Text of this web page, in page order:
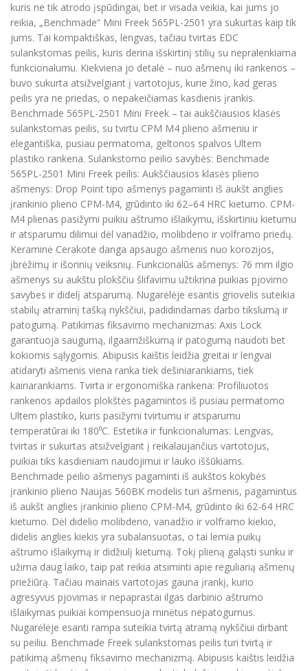
kuris ne tik atrodo įspūdingai, bet ir visada veikia, kai jums jo
reikia, „Benchmade“ Mini Freek 565PL-2501 yra sukurtas kaip tik
jums. Tai kompaktiškas, lengvas, tačiau tvirtas EDC
sulankstomas peilis, kuris derina išskirtinį stilių su nepralenkiama
funkcionalumu. Kiekviena jo detalė – nuo ašmenų iki rankenos –
buvo sukurta atsižvelgiant į vartotojus, kurie žino, kad geras
peilis yra ne priedas, o nepakeičiamas kasdienis įrankis.
Benchmade 565PL-2501 Mini Freek – tai aukščiausios klasės
sulankstomas peilis, su tvirtu CPM M4 plieno ašmeniu ir
elegantiška, pusiau permatoma, geltonos spalvos Ultem
plastiko rankena. Sulankstomo peilio savybės: Benchmade
565PL-2501 Mini Freek peilis: Aukščiausios klasės plieno
ašmenys: Drop Point tipo ašmenys pagaminti iš aukšt anglies
įrankinio plieno CPM-M4, grūdinto iki 62–64 HRC kietumo. CPM-
M4 plienas pasižymi puikiu aštrumo išlaikymu, išskirtiniu kietumu
ir atsparumu dilimui dėl vanadžio, molibdeno ir volframo priedų.
Keraminė Cerakote danga apsaugo ašmenis nuo korozijos,
įbrėžimų ir išorinių veiksnių. Funkcionalūs ašmenys: 76 mm ilgio
ašmenys su aukštu plokščiu šlifavimu užtikrina puikias pjovimo
savybes ir didelį atsparumą. Nugarėlėje esantis griovelis suteikia
stabilų atraminį tašką nykščiui, padidindamas darbo tikslumą ir
patogumą. Patikimas fiksavimo mechanizmas: Axis Lock
garantuoja saugumą, ilgaamžiškumą ir patogumą naudoti bet
kokiomis sąlygomis. Abipusis kaištis leidžia greitai ir lengvai
atidaryti ašmenis viena ranka tiek dešiniarankiams, tiek
kairiarankiams. Tvirta ir ergonomiška rankena: Profiliuotos
rankenos apdailos plokštės pagamintos iš pusiau permatomo
Ultem plastiko, kuris pasižymi tvirtumu ir atsparumu
temperatūrai iki 180⁰C. Estetika ir funkcionalumas: Lengvas,
tvirtas ir sukurtas atsižvelgiant į reikalaujančius vartotojus,
puikiai tiks kasdieniam naudojimui ir lauko iššūkiams.
Benchmade peilio ašmenys pagaminti iš aukštos kokybės
įrankinio plieno Naujas 560BK modelis turi ašmenis, pagamintus
iš aukšt anglies įrankinio plieno CPM-M4, grūdinto iki 62-64 HRC
kietumo. Dėl didelio molibdeno, vanadžio ir volframo kiekio,
didelis anglies kiekis yra subalansuotas, o tai lemia puikų
aštrumo išlaikymą ir didžiulį kietumą. Tokį plieną galąsti sunku ir
užima daug laiko, taip pat reikia atsiminti apie reguliarią ašmenų
priežiūrą. Tačiau mainais vartotojas gauna įrankį, kurio
agresyvus pjovimas ir nepaprastai ilgas darbinio aštrumo
išlaikymas puikiai kompensuoja minėtus nepatogumus.
Nugarėlėje esanti rampa suteikia tvirtą atramą nykščiui dirbant
su peiliu. Benchmade Freek sulankstomas peilis turi tvirtą ir
patikimą ašmenų fiksavimo mechanizmą. Abipusis kaištis leidžia